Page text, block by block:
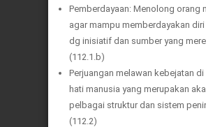
Pemberdayaan: Menolong orang
agar mampu memberdayakan diri
dg inisiatif dan sumber yang
(112.1.b)
Perjuangan melawan kebejatan di
hati manusia yang merupakan
pelbagai struktur dan sistem
(112.2)